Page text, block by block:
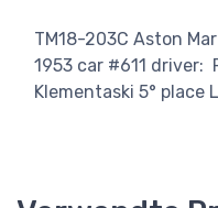
TM18-203C Aston
1953 car #611 driver:
Klementaski 5° place